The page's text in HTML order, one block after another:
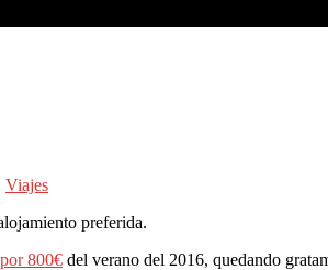
Viajes
preferida.
800€ del verano del 2016, quedando